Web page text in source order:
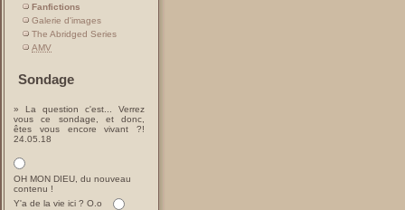
Fanfictions
Galerie d'images
The Abridged Series
AMV
Sondage
» La question c'est... Verrez
vous ce sondage, et donc,
êtes vous encore vivant ?!
24.05.18
OH MON DIEU, du nouveau
contenu !
Y'a de la vie ici ? O.o